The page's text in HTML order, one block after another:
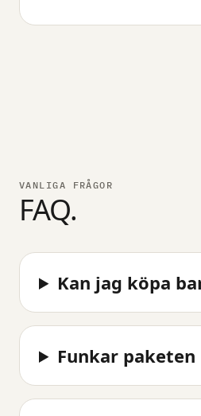
VANLIGA FRÅGOR
FAQ.
Kan jag köpa
Funkar paketen